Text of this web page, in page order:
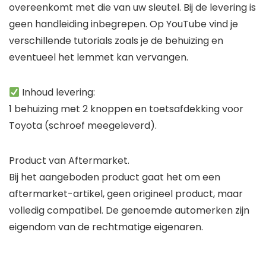
overeenkomt met die van uw sleutel. Bij de levering is
geen handleiding inbegrepen. Op YouTube vind je
verschillende tutorials zoals je de behuizing en
eventueel het lemmet kan vervangen.
Inhoud levering:
1 behuizing met 2 knoppen en toetsafdekking voor
Toyota (schroef meegeleverd).
Product van Aftermarket.
Bij het aangeboden product gaat het om een
aftermarket-artikel, geen origineel product, maar
volledig compatibel. De genoemde automerken zijn
eigendom van de rechtmatige eigenaren.